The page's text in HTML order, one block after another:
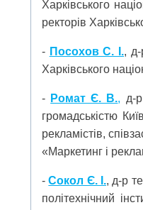
Харківського
ректорів
- Посохов С. І., д-
Харківського
- Ромат Є. В., д-
громадськістю
рекламістів,
«Маркетинг і
-Сокол Є. І., д-р
політехнічний